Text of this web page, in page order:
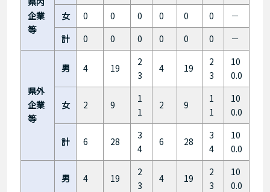
企業
等
女
0 0 0 0 0 0
－
計
0 0 0 0 0 0 －
県外
企業
等
男 4 19
2
3
4 19
2
3
10
0.0
女 2 9
1
1
2 9
1
1
10
0.0
計 6 28
3
4
6 28
3
4
10
0.0
男 4 19
2
3
4 19
2
3
10
0.0